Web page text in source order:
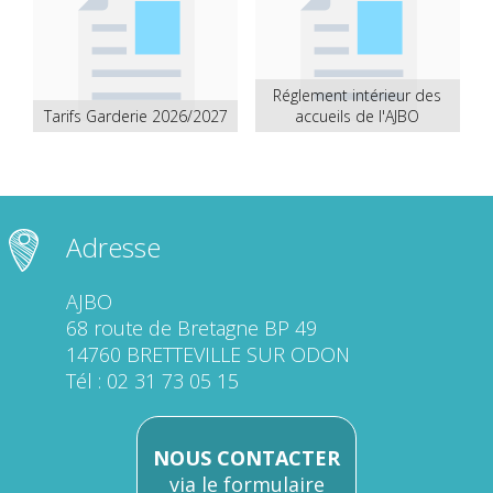
Tarifs Garderie 2026/2027
Réglement intérieur des
accueils de l'AJBO
Adresse
AJBO
68 route de Bretagne BP 49
14760 BRETTEVILLE SUR ODON
Tél : 02 31 73 05 15
NOUS CONTACTER
via le formulaire